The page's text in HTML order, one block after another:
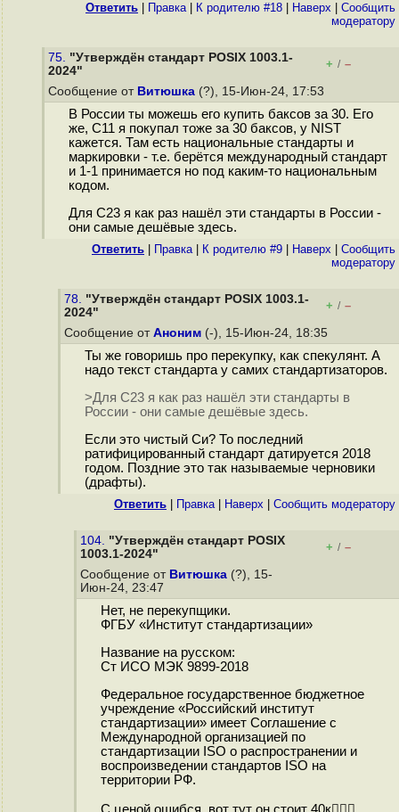
Ответить Правка| К родителю #18 Наверх
Cообщить
модератору
75. "Утверждён стандарт POSIX 1003.1-
2024"
+ / –
Сообщение от Витюшка (?), 15-Июн-24, 17:53
В России ты можешь его купить баксов за 30. Его
же, С11 я покупал тоже за 30 баксов, у NIST
кажется. Там есть национальные стандарты и
маркировки - т.е. берётся международный стандарт
и 1-1 принимается но под каким-то национальным
кодом.
Для С23 я как раз нашёл эти стандарты в России -
они самые дешёвые здесь.
Ответить Правка| К родителю #9 Наверх
Cообщить
модератору
78. "Утверждён стандарт POSIX 1003.1-
2024"
+ / –
Сообщение от Аноним (-), 15-Июн-24, 18:35
Ты же говоришь про перекупку, как спекулянт. А
надо текст стандарта у самих стандартизаторов.
>Для С23 я как раз нашёл эти стандарты в
России - они самые дешёвые здесь.
Если это чистый Си? То последний
ратифицированный стандарт датируется 2018
годом. Поздние это так называемые черновики
(драфты).
Ответить Правка| Наверх Cообщить модератору
104. "Утверждён стандарт POSIX
1003.1-2024"
+ / –
Сообщение от Витюшка (?), 15-
Июн-24, 23:47
Нет, не перекупщики.
ФГБУ «Институт стандартизации»
Название на русском:
Ст ИСО МЭК 9899-2018
Федеральное государственное бюджетное
учреждение «Российский институт
стандартизации» имеет Соглашение с
Международной организацией по
стандартизации ISO о распространении и
воспроизведении стандартов ISO на
территории РФ.